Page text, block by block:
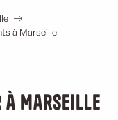
à Marseille
à Marseille